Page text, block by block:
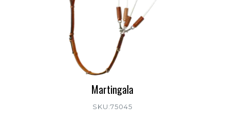
Martingala
SKU:75045